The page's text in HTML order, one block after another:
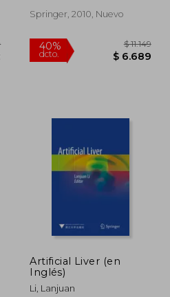
$ 14.170
$ 8.502
Springer, 2010, Nuevo
Artificial Liver (en
Inglés)
Li, Lanjuan